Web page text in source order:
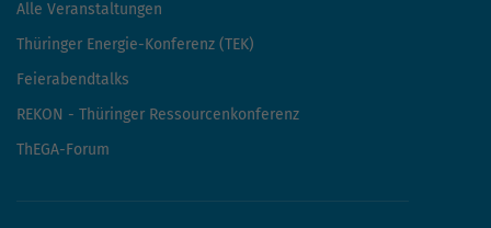
Alle Veranstaltungen
Thüringer Energie-Konferenz (TEK)
Feierabendtalks
REKON - Thüringer Ressourcenkonferenz
ThEGA-Forum